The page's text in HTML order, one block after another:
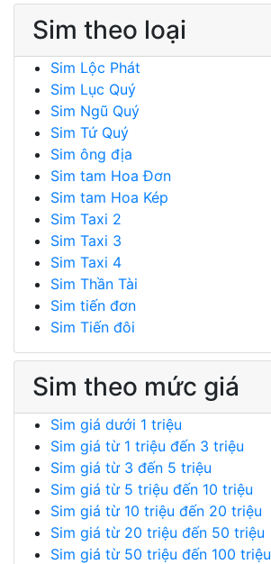
Sim theo loại
Sim Lộc Phát
Sim Lục Quý
Sim Ngũ Quý
Sim Tứ Quý
Sim ông địa
Sim tam Hoa Đơn
Sim tam Hoa Kép
Sim Taxi 2
Sim Taxi 3
Sim Taxi 4
Sim Thần Tài
Sim tiến đơn
Sim Tiến đôi
Sim theo mức giá
Sim giá dưới 1 triệu
Sim giá từ 1 triệu đến 3 triệu
Sim giá từ 3 đến 5 triệu
Sim giá từ 5 triệu đến 10 triệu
Sim giá từ 10 triệu đến 20 triệu
Sim giá từ 20 triệu đến 50 triệu
Sim giá từ 50 triệu đến 100 triệu